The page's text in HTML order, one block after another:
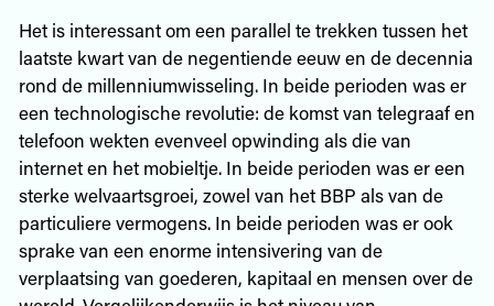
Het is interessant om een parallel te trekken tussen het
laatste kwart van de negentiende eeuw en de decennia
rond de millenniumwisseling. In beide perioden was er
een technologische revolutie: de komst van telegraaf en
telefoon wekten evenveel opwinding als die van
internet en het mobieltje. In beide perioden was er een
sterke welvaartsgroei, zowel van het BBP als van de
particuliere vermogens. In beide perioden was er ook
sprake van een enorme intensivering van de
verplaatsing van goederen, kapitaal en mensen over de